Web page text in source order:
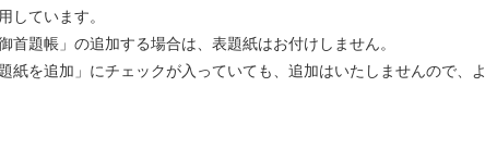
しています。
首題帳」の追加する場合は、表題紙はお付けしません。
題紙を追加」にチェックが入っていても、追加はいたしませんので、